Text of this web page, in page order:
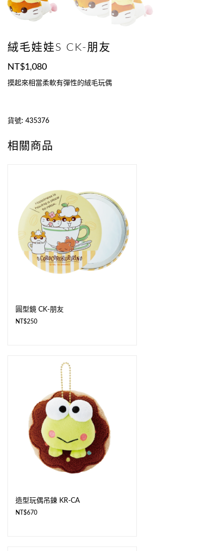
絨毛娃娃S CK-朋友
NT$1,080
摸起來相當柔軟有彈性的絨毛玩偶
貨號: 435376
相關商品
圓型鏡 CK-朋友
NT$250
造型玩偶吊鍊 KR-CA
NT$670